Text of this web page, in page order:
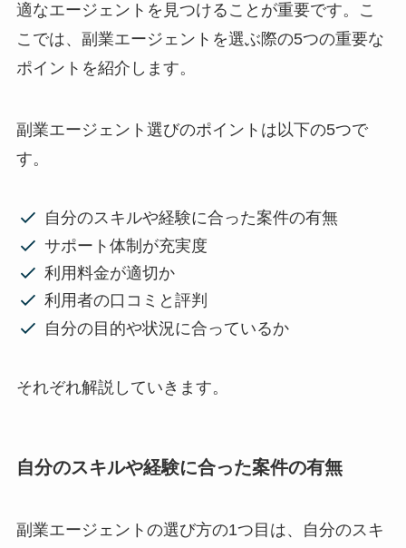
適なエージェントを見つけることが重要です。こ
こでは、副業エージェントを選ぶ際の5つの重要な
ポイントを紹介します。
副業エージェント選びのポイントは以下の5つで
す。
自分のスキルや経験に合った案件の有無
サポート体制が充実度
利用料金が適切か
利用者の口コミと評判
自分の目的や状況に合っているか
それぞれ解説していきます。
自分のスキルや経験に合った案件の有無
副業エージェントの選び方の1つ目は、自分のスキ